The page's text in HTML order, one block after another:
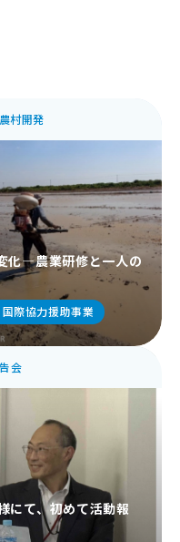
村開発
化―農業研修と一人の
国際協力援助事業
会
にて、初めて活動報